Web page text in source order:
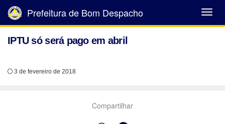
Abrir
Menu
Prefeitura de Bom Despacho
IPTU só será pago em abril
3 de fevereiro de 2018
Compartilhar